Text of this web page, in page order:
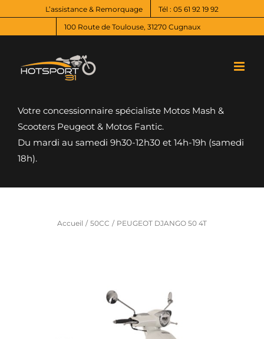
contenu
L’assistance & Remorquage
Tél : 05 61 92 19 92
100 Route de Toulouse, 31270 Cugnaux
Votre concessionnaire spécialiste Motos Mash &
Scooters Peugeot & Motos Fantic.
Du mardi au samedi 9h30-12h30 et 14h-19h (samedi
18h).
Accueil 50CC PEUGEOT DJANGO 50 4T